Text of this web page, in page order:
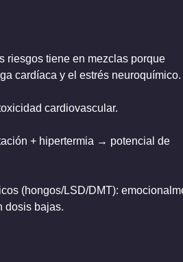
riesgos tiene en mezclas porque
cardíaca y el estrés neuroquímico.
cardiovascular.
+ hipertermia → potencial de
(hongos/LSD/DMT):
dosis bajas.